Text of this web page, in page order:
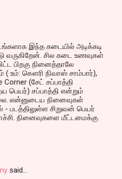
இந்த கடையில் அடிக்கடி
வருகிறேன். சில கடை உணவுகள்
பிறகு நினைத்தாலே
( உம்: கௌரி நிவாஸ் சாம்பார்),
(சேட் சப்பாத்தி
பெயர்) சப்பாத்தி என்றும்
என்னுடைய நினைவுகள்
- படத்திலுள்ள சிறுவன் பெயர்
நினைவுகளை மீட்டமைக்கு
said…